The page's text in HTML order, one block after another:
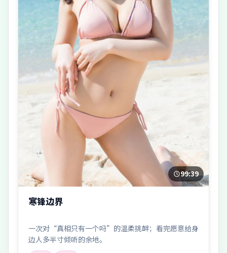
99:39
寒锋边界
一次对“真相只有一个吗”的温柔挑衅；看完愿意给身
边人多半寸倾听的余地。